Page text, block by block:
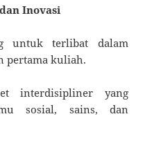
Inovasi
untuk terlibat dalam
pertama kuliah.
interdisipliner yang
sosial, sains, dan